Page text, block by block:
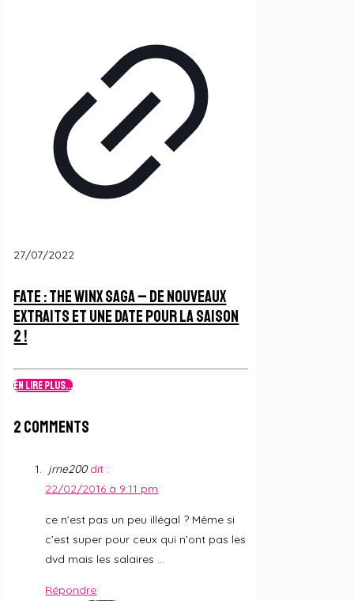
27/07/2022
Fate : The Winx Saga – De nouveaux
extraits et une date pour la Saison
2 !
En lire plus...
2 Comments
jrne200 dit :
22/02/2016 à 9:11 pm
ce n’est pas un peu illégal ? Même si
c’est super pour ceux qui n’ont pas les
dvd mais les salaires …
Répondre